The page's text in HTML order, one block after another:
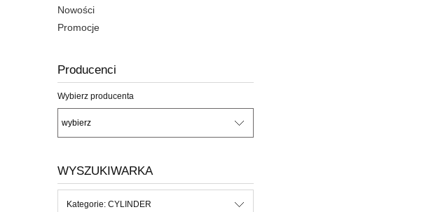
Nowości
Promocje
Producenci
Wybierz producenta
WYSZUKIWARKA
Kategorie: CYLINDER